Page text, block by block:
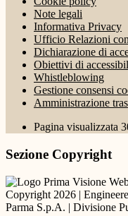
Note legali
Informativa Privacy
Ufficio Relazioni
Dichiarazione di
Obiettivi di
Whistleblowing
Gestione consensi
Amministrazione
Pagina visualizzata
Sezione Copyright
Copyright 2026 |
Parma S.p.A. | Divisione